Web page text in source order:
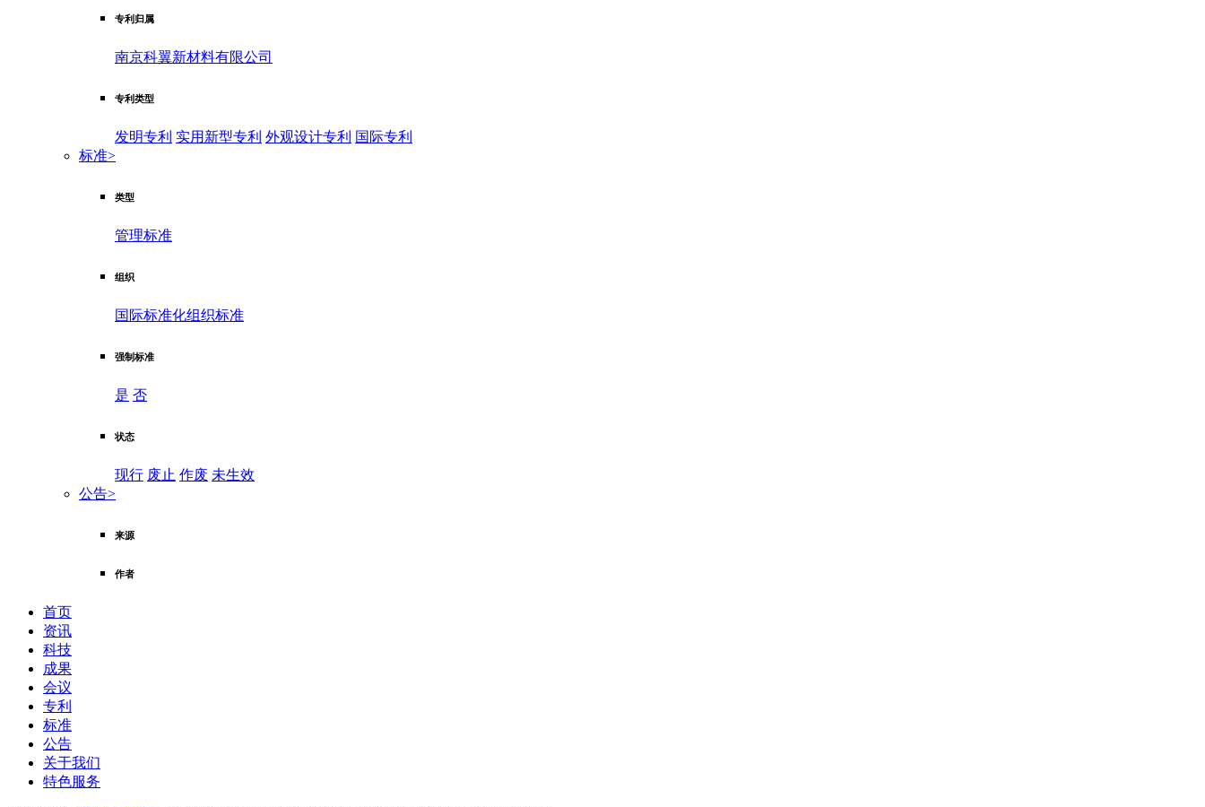
专利归属
南京科翼新材料有限公司
专利类型
发明专利 实用新型专利 外观设计专利 国际专利
标准>
类型
管理标准
组织
国际标准化组织标准
强制标准
是 否
状态
现行 废止 作废 未生效
公告>
来源
作者
首页
资讯
科技
成果
会议
专利
标准
公告
关于我们
特色服务